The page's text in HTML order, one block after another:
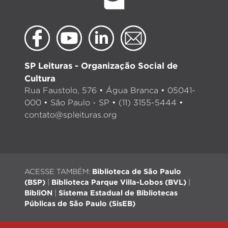
SP Leituras - Organização Social de
Cultura
Rua Faustolo, 576 • Água Branca • 05041-
000 • São Paulo - SP • (11) 3155-5444 •
contato@spleituras.org
ACESSE TAMBÉM: Biblioteca de São Paulo
(BSP)
Biblioteca Parque Villa-Lobos (BVL)
BibliON
Sistema Estadual de Bibliotecas
Públicas de São Paulo (SisEB)